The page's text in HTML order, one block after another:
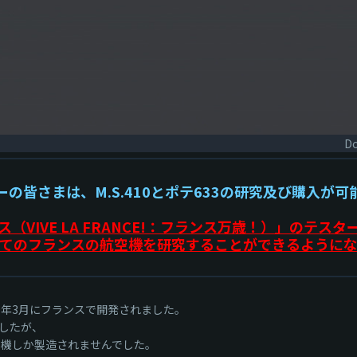
の皆さまは、M.S.410とポテ633の研究及び購入が可
（VIVE LA FRANCE!：フランス万歳！）」のテスタ
のフランスの航空機を研究することができるように
3月にフランスで開発されました。
が、
しか製造されませんでした。